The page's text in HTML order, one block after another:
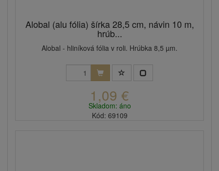
Alobal (alu fólia) šírka 28,5 cm, návin 10 m,
hrúb...
Alobal - hliníková fólia v roli. Hrúbka 8,5 µm.
1,09 €
Skladom: áno
Kód: 69109